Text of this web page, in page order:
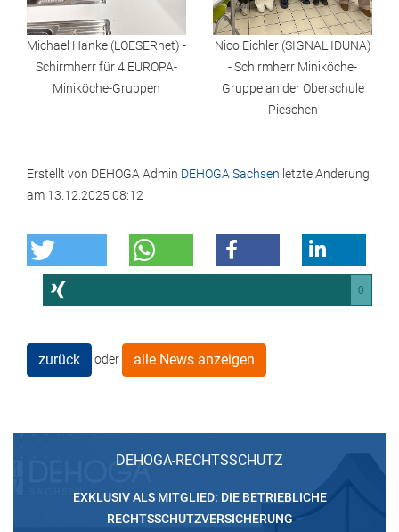
Michael Hanke (LOESERnet) -
Schirmherr für 4 EUROPA-
Miniköche-Gruppen
Nico Eichler (SIGNAL IDUNA)
- Schirmherr Miniköche-
Gruppe an der Oberschule
Pieschen
Erstellt von DEHOGA Admin DEHOGA Sachsen letzte Änderung
am 13.12.2025 08:12
0
zurück oder alle News anzeigen
DEHOGA-RECHTSSCHUTZ
EXKLUSIV ALS MITGLIED: DIE BETRIEBLICHE
RECHTSSCHUTZVERSICHERUNG